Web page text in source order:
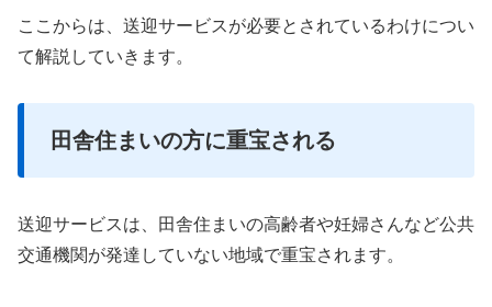
ここからは、送迎サービスが必要とされているわけについ
て解説していきます。
田舎住まいの方に重宝される
送迎サービスは、田舎住まいの高齢者や妊婦さんなど公共
交通機関が発達していない地域で重宝されます。